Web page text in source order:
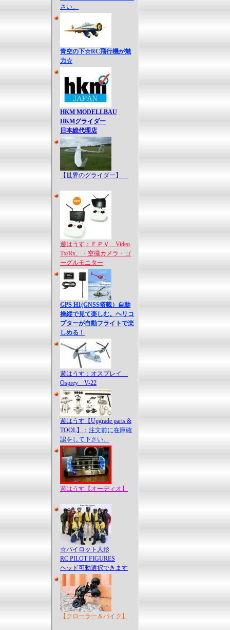
さい。
青空の下☆RC飛行機が魅
力☆
HKM MODELLBAU
HKMグライダー
日本総代理店
【世界のグライダー】
遊はうす：ＦＰＶ Video
Tx/Rx、・空撮カメラ・ゴ
ーグルモニター
GPS H1(GNSS搭載）自動
操縦で見て楽しむ。ヘリコ
プターが自動フライトで楽
しめる！
遊はうす：オスプレイ
Osprey V-22
遊はうす【Upgrade parts &
TOOL】
：注文前に在庫確
認をして下さい。
遊はうす【オーディオ】
☆パイロット人形
RC PILOT FIGURES
ヘッド可動選択できます
【クローラー＆バイク】